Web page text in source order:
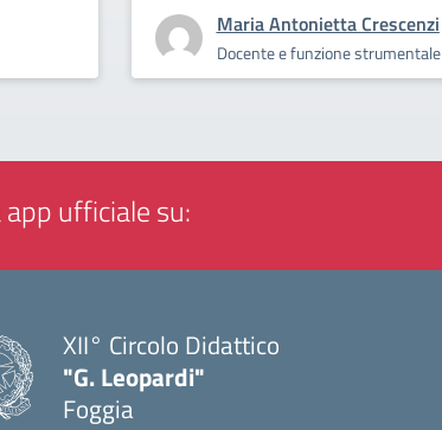
Maria Antonietta Crescenzi
Docente e funzione strumentale
ufficiale su:
XII° Circolo Didattico
"G. Leopardi"
Foggia